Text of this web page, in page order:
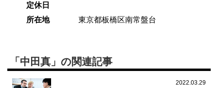
定休日
所在地
東京都板橋区南常盤台
「中田真」の関連記事
2022.03.29